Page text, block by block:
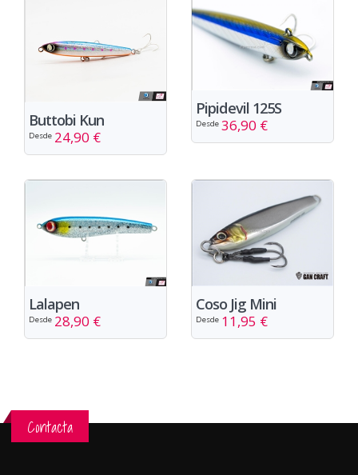
Buttobi Kun
Desde 24,90 €
Pipidevil 125S
Desde 36,90 €
Lalapen
Desde 28,90 €
Coso Jig Mini
Desde 11,95 €
Contacta